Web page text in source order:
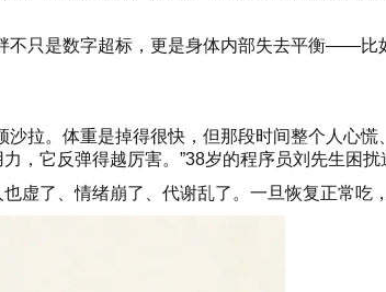
不只是数字超标，更是身体内部失去平衡——比
拉。体重是掉得很快，但那段时间整个人心
，它反弹得越厉害。”38岁的程序员刘先生困扰
了、情绪崩了、代谢乱了。一旦恢复正常吃